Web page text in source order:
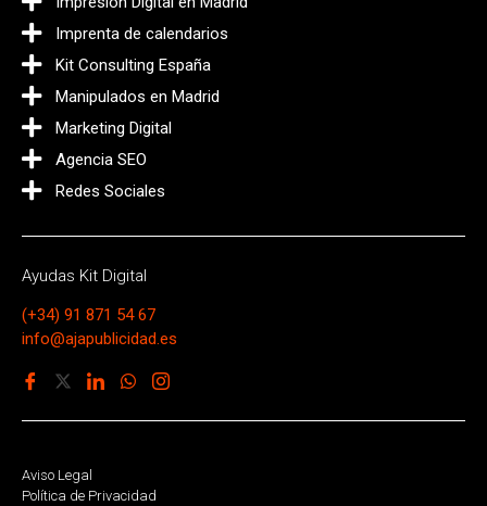
Imprenta de calendarios
Kit Consulting España
Manipulados en Madrid
Marketing Digital
Agencia SEO
Redes Sociales
Ayudas Kit Digital
(+34) 91 871 54 67
info@ajapublicidad.es
Aviso Legal
Política de Privacidad